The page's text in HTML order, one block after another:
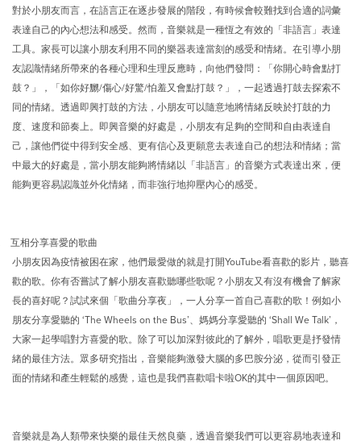
對於小朋友而言，在語言正在逐步發展的階段，有時候會較難找到合適的詞彙
表達自己的內心想法和感受。然而，音樂就是一種恆之有效的「非語言」表達
工具。家長可以讓小朋友利用不同的樂器表達當刻的感受和情緒。在引導小朋
友認識情緒所帶來的各種心理和生理反應時，向他們發問：「你開心時會點打
鼓？」，「如你好嬲/傷心/好驚/怕羞又會點打鼓？」，一起透過打鼓去探索不
同的情緒。透過即興打鼓的方法，小朋友可以隨意地將情緒反映於打鼓的力
度、速度和節奏上。即興音樂的好處是，小朋友有足夠的空間和自由表達自
己，讓他們從中得到安全感、更有信心及更願意去表達自己的想法和情緒；當
中最大的好處是，當小朋友能夠將情緒以「非語言」的音樂方式表達出來，便
能夠更容易認識並外化情緒，而非強行地抑壓內心的感受。
互相分享喜愛的歌曲
小朋友因為疫情被困在家，他們最愛做的就是打開YouTube看喜歡的影片，聽喜
歡的歌。你有否嘗試了解小朋友喜歡聽哪些歌呢？小朋友又有沒有機會了解家
長的喜好呢？試試來個「歌曲分享夜」，一人分享一首自己喜歡的歌！例如小
朋友分享愛聽的 ‘The Wheels on the Bus’、媽媽分享愛聽的 ‘Shall We Talk’，
大家一起學唱對方喜愛的歌。除了可以加深對彼此的了解外，唱歌更是抒發情
緒的最佳方法。眾多研究指出，音樂能夠激發大腦的多巴胺分泌，從而引發正
面的情緒和產生輕鬆的感覺，這也是我們喜歡唱卡啦OK的其中一個原因吧。
音樂就是為人類帶來快樂的最佳天然良藥，透過音樂我們可以更容易地表達和